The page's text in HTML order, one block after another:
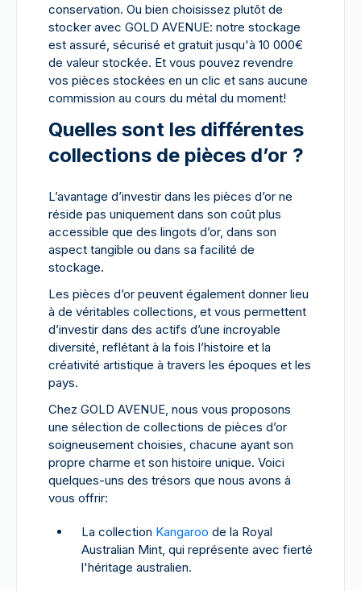
conservation. Ou bien choisissez plutôt de
stocker avec GOLD AVENUE: notre stockage
est assuré, sécurisé et gratuit jusqu'à 10 000€
de valeur stockée. Et vous pouvez revendre
vos pièces stockées en un clic et sans aucune
commission au cours du métal du moment!
Quelles sont les différentes
collections de pièces d’or ?
L’avantage d’investir dans les pièces d’or ne
réside pas uniquement dans son coût plus
accessible que des lingots d’or, dans son
aspect tangible ou dans sa facilité de
stockage.
Les pièces d’or peuvent également donner lieu
à de véritables collections, et vous permettent
d’investir dans des actifs d’une incroyable
diversité, reflétant à la fois l’histoire et la
créativité artistique à travers les époques et les
pays.
Chez GOLD AVENUE, nous vous proposons
une sélection de collections de pièces d’or
soigneusement choisies, chacune ayant son
propre charme et son histoire unique. Voici
quelques-uns des trésors que nous avons à
vous offrir:
La collection Kangaroo de la Royal
Australian Mint, qui représente avec fierté
l'héritage australien.